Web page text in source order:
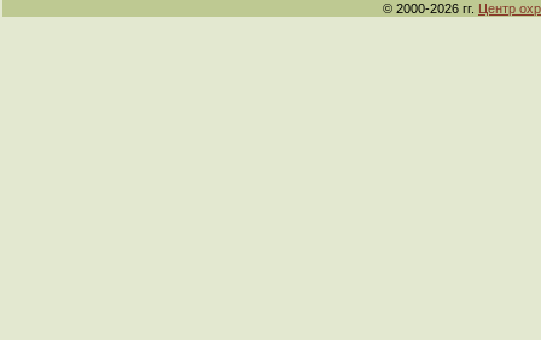
© 2000-2026 гг. Центр